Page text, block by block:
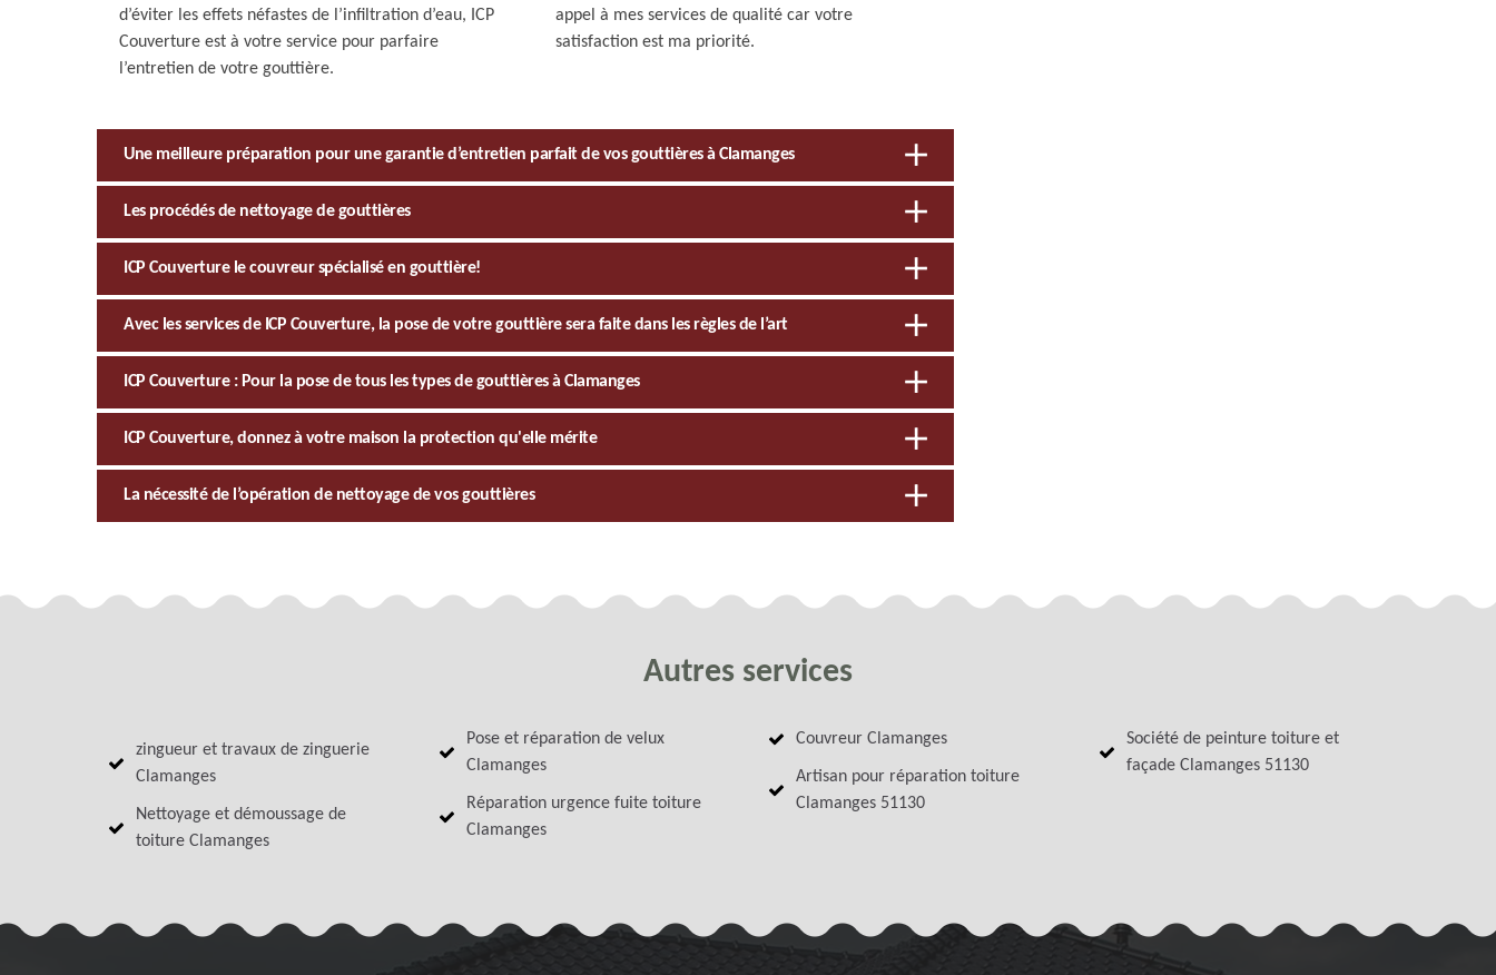
d’éviter les effets néfastes de l’infiltration d’eau, ICP
Couverture est à votre service pour parfaire
l’entretien de votre gouttière.
appel à mes services de qualité car votre
satisfaction est ma priorité.
Une meilleure préparation pour une garantie d’entretien parfait de vos gouttières à Clamanges
Les procédés de nettoyage de gouttières
ICP Couverture le couvreur spécialisé en gouttière!
Avec les services de ICP Couverture, la pose de votre gouttière sera faite dans les règles de l’art
ICP Couverture : Pour la pose de tous les types de gouttières à Clamanges
ICP Couverture, donnez à votre maison la protection qu'elle mérite
La nécessité de l’opération de nettoyage de vos gouttières
Autres services
zingueur et travaux de zinguerie
Clamanges
Nettoyage et démoussage de
toiture Clamanges
Pose et réparation de velux
Clamanges
Réparation urgence fuite toiture
Clamanges
Couvreur Clamanges
Artisan pour réparation toiture
Clamanges 51130
Société de peinture toiture et
façade Clamanges 51130